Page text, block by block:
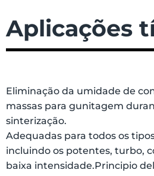
Aplicações
Eliminação da umidade de
massas para gunitagem
sinterização.
Adequadas para todos os
incluindo os potentes, turbo,
baixa intensidade.Principio